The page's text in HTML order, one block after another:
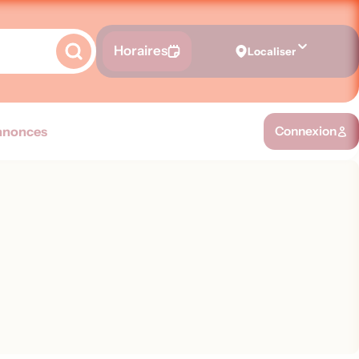
Horaires Localiser
Connexion